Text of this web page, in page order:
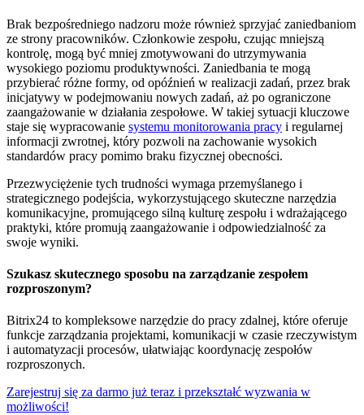
Brak bezpośredniego nadzoru może również sprzyjać zaniedbaniom
ze strony pracowników. Członkowie zespołu, czując mniejszą
kontrolę, mogą być mniej zmotywowani do utrzymywania
wysokiego poziomu produktywności. Zaniedbania te mogą
przybierać różne formy, od opóźnień w realizacji zadań, przez brak
inicjatywy w podejmowaniu nowych zadań, aż po ograniczone
zaangażowanie w działania zespołowe. W takiej sytuacji kluczowe
staje się wypracowanie systemu monitorowania pracy i regularnej
informacji zwrotnej, który pozwoli na zachowanie wysokich
standardów pracy pomimo braku fizycznej obecności.
Przezwyciężenie tych trudności wymaga przemyślanego i
strategicznego podejścia, wykorzystującego skuteczne narzędzia
komunikacyjne, promującego silną kulturę zespołu i wdrażającego
praktyki, które promują zaangażowanie i odpowiedzialność za
swoje wyniki.
Szukasz skutecznego sposobu na zarządzanie zespołem
rozproszonym?
Bitrix24 to kompleksowe narzędzie do pracy zdalnej, które oferuje
funkcje zarządzania projektami, komunikacji w czasie rzeczywistym
i automatyzacji procesów, ułatwiając koordynację zespołów
rozproszonych.
Zarejestruj się za darmo już teraz i przekształć wyzwania w
możliwości!